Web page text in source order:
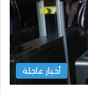
أخبار عاجلة